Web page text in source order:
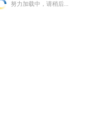
努力加载中，请稍后...